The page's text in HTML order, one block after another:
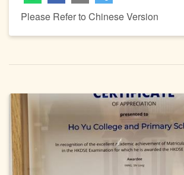
Please Refer to Chinese Version